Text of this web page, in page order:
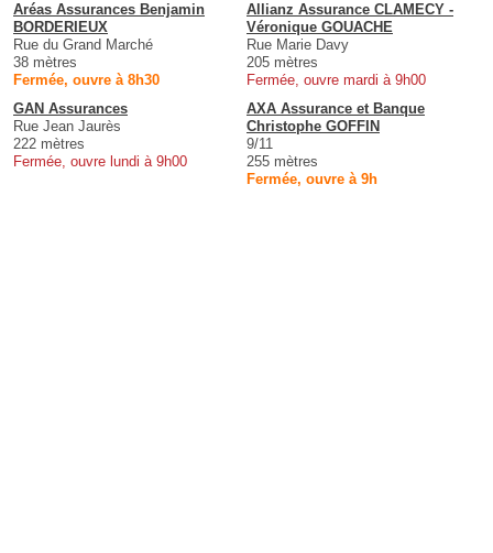
Aréas Assurances Benjamin
BORDERIEUX
Rue du Grand Marché
38 mètres
Fermée, ouvre à 8h30
Allianz Assurance CLAMECY -
Véronique GOUACHE
Rue Marie Davy
205 mètres
Fermée, ouvre mardi à 9h00
GAN Assurances
Rue Jean Jaurès
222 mètres
Fermée, ouvre lundi à 9h00
AXA Assurance et Banque
Christophe GOFFIN
9/11
255 mètres
Fermée, ouvre à 9h